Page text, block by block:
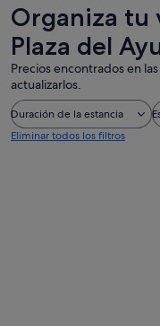
Organiza tu
Plaza del
Precios encontrados en
actualizarlos.
Duración de la estancia
Eliminar todos los filtros